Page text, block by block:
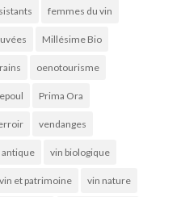
femmes du vin
Millésime Bio
oenotourisme
Prima Ora
vendanges
antique vin biologique
vin et patrimoine vin nature